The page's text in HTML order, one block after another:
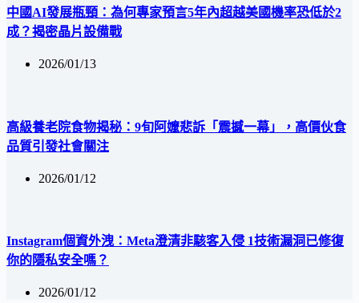
中國AI發展瓶頸：為何專家預言5年內超越美國機率恐低於2
成？揭密晶片設備戰
2026/01/13
高級養老院食物揭秘：9旬阿嬤悲訴「震撼一幕」，高價伙食
品質引發社會關注
2026/01/12
Instagram個資外洩：Meta澄清非駭客入侵 1技術漏洞已修復
你的隱私安全嗎？
2026/01/12